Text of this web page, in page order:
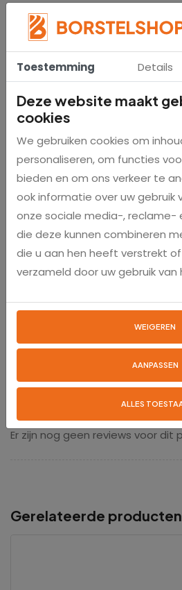
verschil dat onze
Specificaties
Sku 405203-5
Aantal 5 stuks
Totale lengte 50 cm
Diameter Ø20mm
Er zijn nog geen reviews voor dit
Gerelateerde producten
Toestemming Details
Deze website maakt
cookies
We gebruiken cookies om
personaliseren, om functies
bieden en om ons verkeer te
ook informatie over uw gebruik
onze sociale media-, reclame-
die deze kunnen combineren
die u aan hen heeft verstrekt
verzameld door uw gebruik van
WEIGEREN
AANPASSEN
ALLES